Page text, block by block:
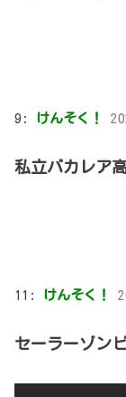
9: けんそく！
私立バカレア
11: けんそく！
セーラーゾン